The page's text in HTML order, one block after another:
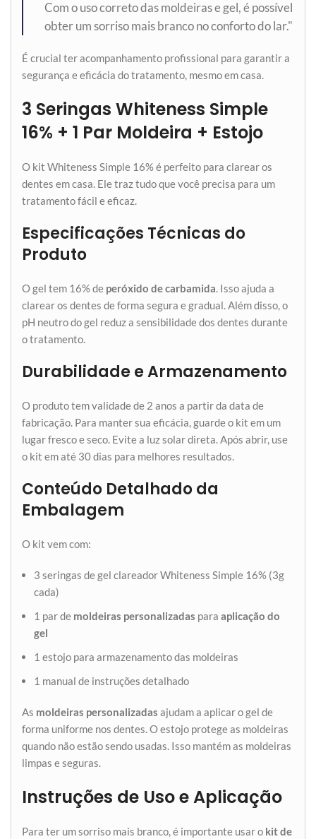
Com o uso correto das moldeiras e gel, é possível
obter um sorriso mais branco no conforto do lar."
É crucial ter acompanhamento profissional para garantir a
segurança e eficácia do tratamento, mesmo em casa.
3 Seringas Whiteness Simple
16% + 1 Par Moldeira + Estojo
O kit Whiteness Simple 16% é perfeito para clarear os
dentes em casa. Ele traz tudo que você precisa para um
tratamento fácil e eficaz.
Especificações Técnicas do
Produto
O gel tem 16% de peróxido de carbamida. Isso ajuda a
clarear os dentes de forma segura e gradual. Além disso, o
pH neutro do gel reduz a sensibilidade dos dentes durante
o tratamento.
Durabilidade e Armazenamento
O produto tem validade de 2 anos a partir da data de
fabricação. Para manter sua eficácia, guarde o kit em um
lugar fresco e seco. Evite a luz solar direta. Após abrir, use
o kit em até 30 dias para melhores resultados.
Conteúdo Detalhado da
Embalagem
O kit vem com:
3 seringas de gel clareador Whiteness Simple 16% (3g
cada)
1 par de moldeiras personalizadas para aplicação do
gel
1 estojo para armazenamento das moldeiras
1 manual de instruções detalhado
As moldeiras personalizadas ajudam a aplicar o gel de
forma uniforme nos dentes. O estojo protege as moldeiras
quando não estão sendo usadas. Isso mantém as moldeiras
limpas e seguras.
Instruções de Uso e Aplicação
Para ter um sorriso mais branco, é importante usar o kit de